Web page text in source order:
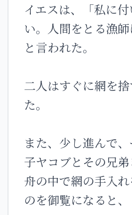
イエスは、「私に
い。人間をとる漁師
と言われた。
二人はすぐに網を
た。
また、少し進んで
子ヤコブとその兄弟
舟の中で網の手入
のを御覧になると、